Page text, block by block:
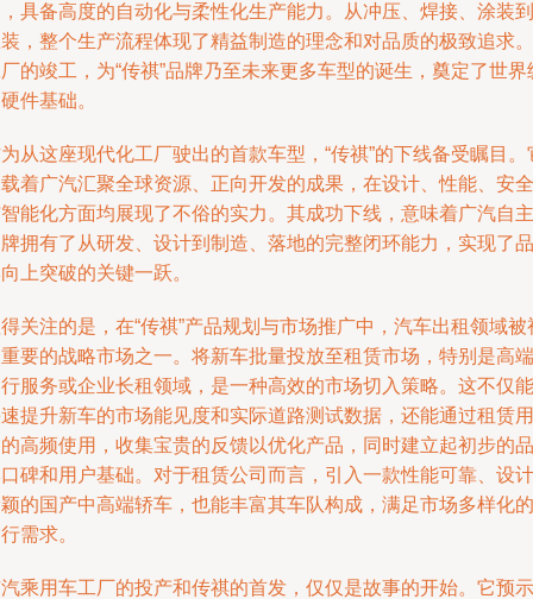
具备高度的自动化与柔性化生产能力。从冲压、焊接、涂装到
，整个生产流程体现了精益制造的理念和对品质的极致追求。
的竣工，为“传祺”品牌乃至未来更多车型的诞生，奠定了世界
件基础。
从这座现代化工厂驶出的首款车型，“传祺”的下线备受瞩目。
着广汽汇聚全球资源、正向开发的成果，在设计、性能、安全
能化方面均展现了不俗的实力。其成功下线，意味着广汽自主
拥有了从研发、设计到制造、落地的完整闭环能力，实现了品
上突破的关键一跃。
关注的是，在“传祺”产品规划与市场推广中，汽车出租领域被
要的战略市场之一。将新车批量投放至租赁市场，特别是高端
服务或企业长租领域，是一种高效的市场切入策略。这不仅能
提升新车的市场能见度和实际道路测试数据，还能通过租赁用
高频使用，收集宝贵的反馈以优化产品，同时建立起初步的品
碑和用户基础。对于租赁公司而言，引入一款性能可靠、设计
的国产中高端轿车，也能丰富其车队构成，满足市场多样化的
需求。
乘用车工厂的投产和传祺的首发，仅仅是故事的开始。它预示